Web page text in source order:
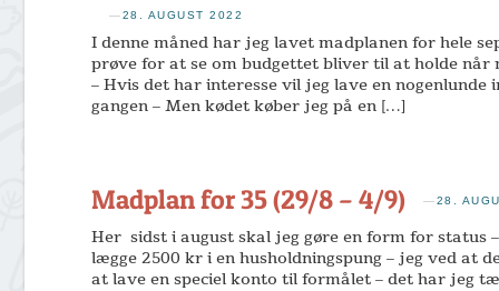
—28. AUGUST 2022
I denne måned har jeg lavet madplanen for hele
prøve for at se om budgettet bliver til at holde
– Hvis det har interesse vil jeg lave en nogenlunde
gangen – Men kødet køber jeg på en […]
Madplan for 35 (29/8 – 4/9) —28.
Her sidst i august skal jeg gøre en form for status
lægge 2500 kr i en husholdningspung – jeg ved at
at lave en speciel konto til formålet – det har jeg